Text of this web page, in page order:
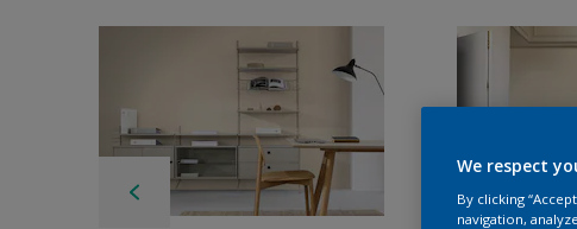
We respect
By clicking
navigation,